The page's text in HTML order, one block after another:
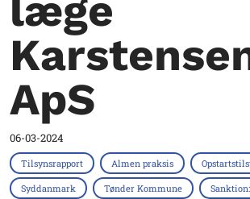
læge
ApS
06-03-2024
Tilsynsrapport Almen praksis
Syddanmark Tønder Kommune